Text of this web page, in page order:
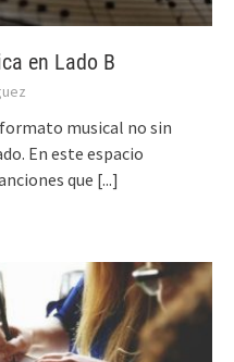
en Lado B
musical no sin
En este espacio
que [...]